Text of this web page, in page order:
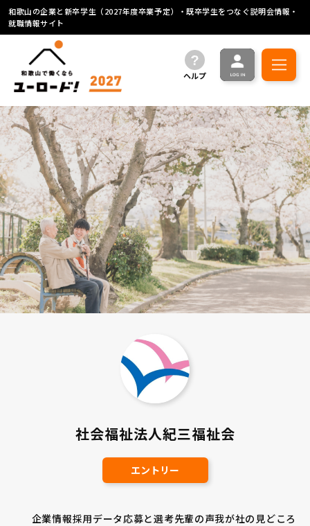
和歌山の企業と新卒学生（2027年度卒業予定）・既卒学生をつなぐ説明会情報・
就職情報サイト
ヘルプ
社会福祉法人紀三福祉会
エントリー
企業情報採用データ応募と選考先輩の声我が社の見どころ